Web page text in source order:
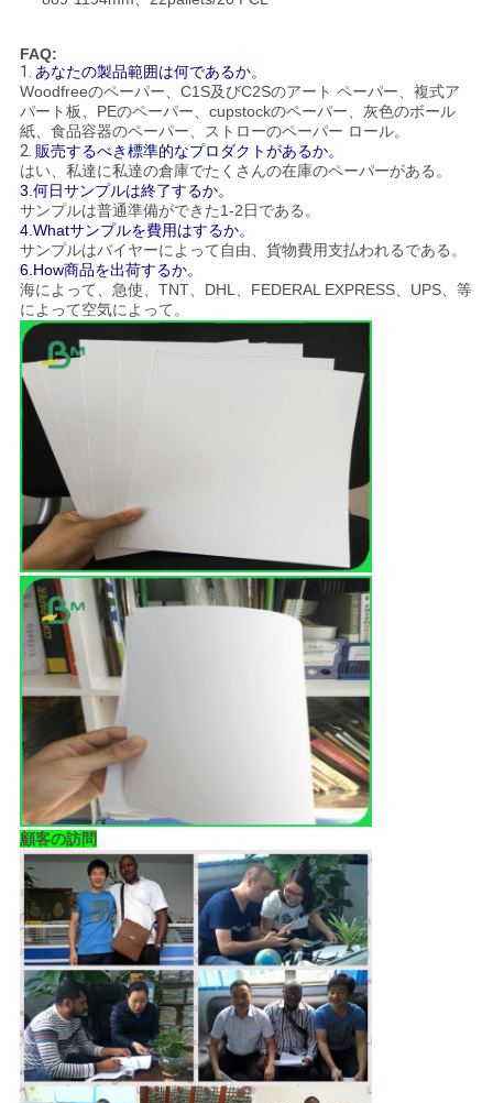
FAQ:
1. あなたの製品範囲は何であるか。
Woodfreeのペーパー、C1S及びC2Sのアート ペーパー、複式ア
パート板、PEのペーパー、cupstockのペーパー、灰色のボール
紙、食品容器のペーパー、ストローのペーパー ロール。
2. 販売するべき標準的なプロダクトがあるか。
はい、私達に私達の倉庫でたくさんの在庫のペーパーがある。
3.何日サンプルは終了するか。
サンプルは普通準備ができた1-2日である。
4.Whatサンプルを費用はするか。
サンプルはバイヤーによって自由、貨物費用支払われるである。
6.How商品を出荷するか。
海によって、急使、TNT、DHL、FEDERAL EXPRESS、UPS、等
によって空気によって。
顧客の訪問